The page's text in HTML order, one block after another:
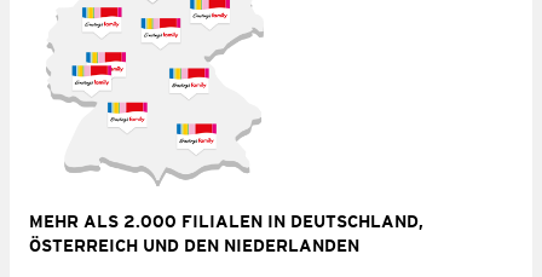
MEHR ALS 2.000 FILIALEN IN DEUTSCHLAND,
ÖSTERREICH UND DEN NIEDERLANDEN